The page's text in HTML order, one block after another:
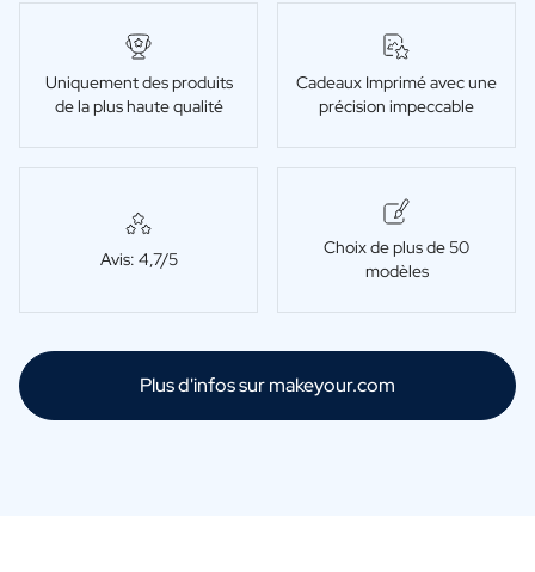
Uniquement des produits
de la plus haute qualité
Cadeaux Imprimé avec une
précision impeccable
Avis: 4,7/5
Choix de plus de 50
modèles
Plus d'infos sur makeyour.com